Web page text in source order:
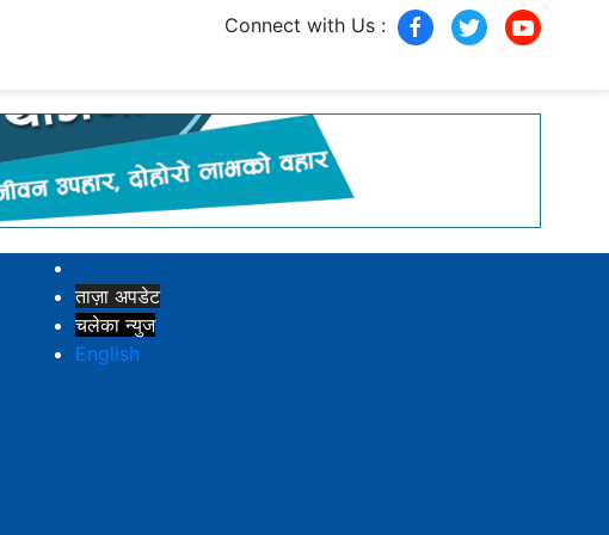
Connect with Us :
ताज़ा अपडेट
चलेका न्युज
English